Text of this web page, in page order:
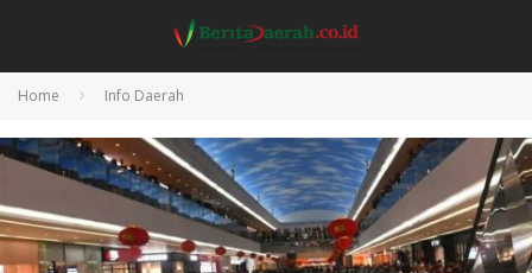
Home Info Daerah